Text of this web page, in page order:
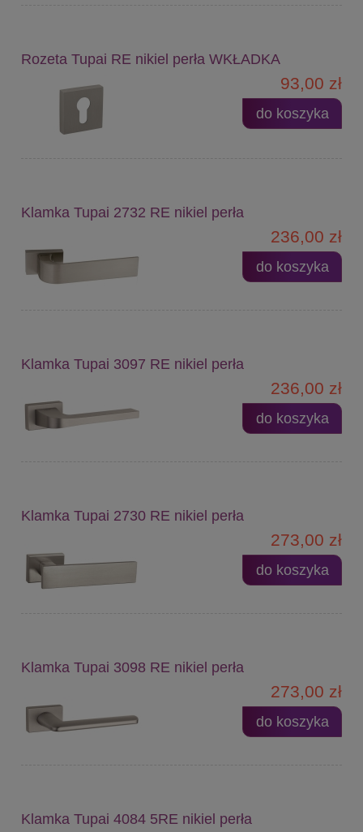
Rozeta Tupai RE nikiel perła WKŁADKA
93,00 zł
do koszyka
Klamka Tupai 2732 RE nikiel perła
236,00 zł
do koszyka
Klamka Tupai 3097 RE nikiel perła
236,00 zł
do koszyka
Klamka Tupai 2730 RE nikiel perła
273,00 zł
do koszyka
Klamka Tupai 3098 RE nikiel perła
273,00 zł
do koszyka
Klamka Tupai 4084 5RE nikiel perła